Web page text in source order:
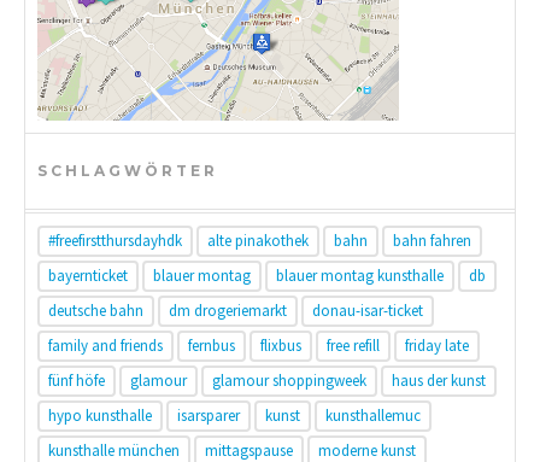
SCHLAGWÖRTER
#freefirstthursdayhdk alte pinakothek bahn
bahn fahren
bayernticket
blauer montag blauer montag kunsthalle
db
deutsche bahn
dm drogeriemarkt
donau-isar-ticket
family and friends
fernbus flixbus free refill
friday late
fünf höfe
glamour glamour shoppingweek
haus der kunst
hypo kunsthalle
isarsparer kunst
kunsthallemuc
kunsthalle münchen
mittagspause
moderne kunst